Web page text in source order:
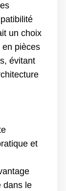
un choix
en pièces
évitant
et
dans le